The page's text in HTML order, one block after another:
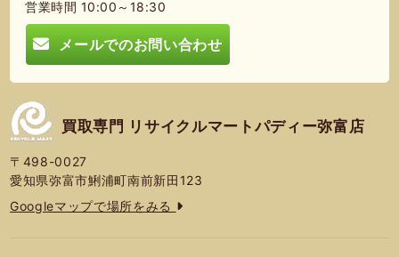
営業時間 10:00～18:30
メールでのお問い合わせ
買取専門 リサイクルマートパディー弥富店
〒498-0027
愛知県弥富市鯏浦町南前新田123
Googleマップで場所をみる